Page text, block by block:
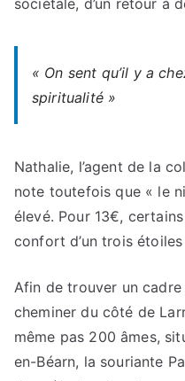
« On sent qu’il y a
spiritualité »
Nathalie, l’agent de la
note toutefois que « le
élevé. Pour 13€,
confort d’un trois étoiles
Afin de trouver un
cheminer du côté de
même pas 200 âmes,
en-Béarn, la souriante